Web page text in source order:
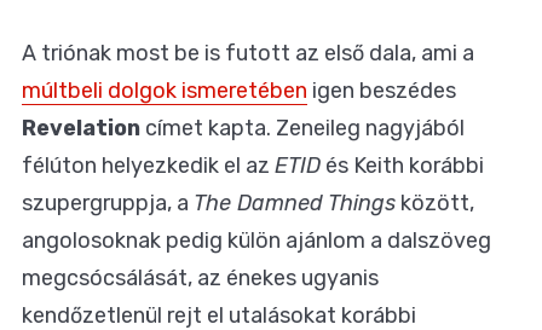
A triónak most be is futott az első dala, ami a
múltbeli dolgok ismeretében igen beszédes
Revelation címet kapta. Zeneileg nagyjából
félúton helyezkedik el az ETID és Keith korábbi
szupergruppja, a The Damned Things között,
angolosoknak pedig külön ajánlom a dalszöveg
megcsócsálását, az énekes ugyanis
kendőzetlenül rejt el utalásokat korábbi